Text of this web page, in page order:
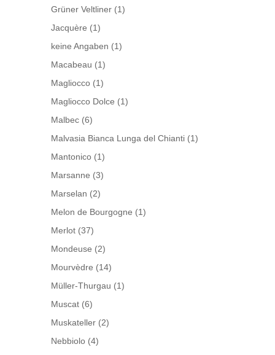
Grüner Veltliner (1)
Jacquère (1)
keine Angaben (1)
Macabeau (1)
Magliocco (1)
Magliocco Dolce (1)
Malbec (6)
Malvasia Bianca Lunga del Chianti (1)
Mantonico (1)
Marsanne (3)
Marselan (2)
Melon de Bourgogne (1)
Merlot (37)
Mondeuse (2)
Mourvèdre (14)
Müller-Thurgau (1)
Muscat (6)
Muskateller (2)
Nebbiolo (4)